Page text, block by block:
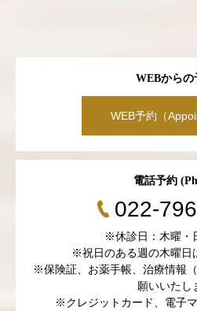
WEBからの
WEB予約（
電話予約
022-
※休診日：木曜・
※祝日のある週の木曜日
※保険証、お薬手帳、治療情報
願いいたし
※クレジットカード、電子